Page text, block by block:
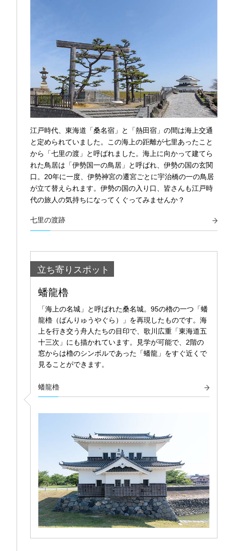
江戸時代、東海道「桑名宿」と「熱田宿」の間は海上交通
と定められていました。この海上の距離が七里あったこと
から「七里の渡」と呼ばれました。海上に向かって建てら
れた鳥居は「伊勢国一の鳥居」と呼ばれ、伊勢の国の玄関
口。20年に一度、伊勢神宮の遷宮ごとに宇治橋の一の鳥居
が立て替えられます。伊勢の国の入り口、皆さんも江戸時
代の旅人の気持ちになってくぐってみませんか？
七里の渡跡
立ち寄りスポット
蟠龍櫓
「海上の名城」と呼ばれた桑名城。95の櫓の一つ「蟠
龍櫓（ばんりゅうやぐら）」を再現したものです。海
上を行き交う舟人たちの目印で、歌川広重「東海道五
十三次」にも描かれています。見学が可能で、2階の
窓からは櫓のシンボルであった「蟠龍」をすぐ近くで
見ることができます。
蟠龍櫓